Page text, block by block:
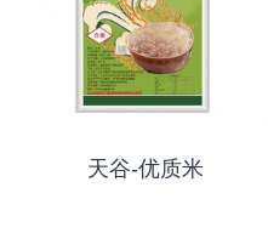
天谷-优质米